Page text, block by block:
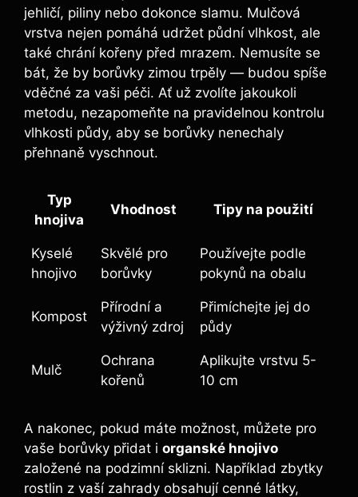
jehličí, piliny ⁤nebo dokonce slamu. Mulčová⁢
vrstva‌ nejen⁤ pomáhá udržet ​půdní vlhkost, ale
⁢také ⁤chrání kořeny před⁤ mrazem. ‌Nemusíte se
bát,‌ že by borůvky ⁤zimou trpěly⁢ — budou spíše
vděčné⁤ za vaši péči. Ať ​už ​zvolíte jakoukoli
metodu, nezapomeňte na pravidelnou kontrolu
vlhkosti‌ půdy, aby se borůvky nenechaly‍
přehnaně‌ vyschnout.
Typ
hnojiva
Vhodnost Tipy na použití
Kyselé ​
hnojivo
Skvělé pro
borůvky
Používejte podle
pokynů na‌ obalu
Kompost
Přírodní a
výživný zdroj
Přimíchejte jej do
půdy
Mulč
Ochrana
kořenů
Aplikujte vrstvu ⁣5-
10 ‍cm
A nakonec, pokud máte možnost, můžete pro
vaše borůvky přidat ⁢i organské hnojivo
založené na podzimní sklizni. Například ‍zbytky
rostlin z vaší zahrady obsahují cenné‌ látky,